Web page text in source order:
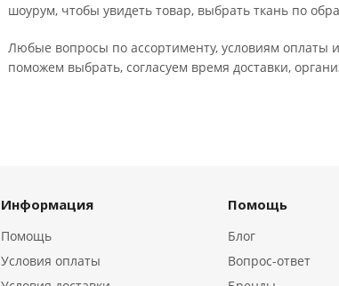
шоурум, чтобы увидеть товар, выбрать ткань по
Любые вопросы по ассортименту, условиям оплаты
поможем выбрать, согласуем время доставки,
Информация
Помощь
Условия оплаты
Помощь
Блог
Вопрос-ответ